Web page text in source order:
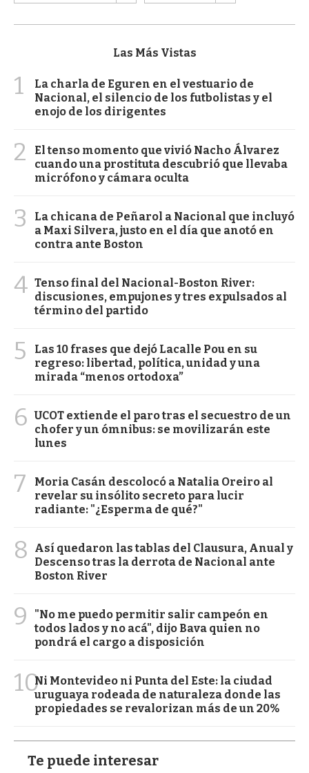
Las Más Vistas
1
La charla de Eguren en el vestuario de
Nacional, el silencio de los futbolistas y el
enojo de los dirigentes
2
El tenso momento que vivió Nacho Álvarez
cuando una prostituta descubrió que llevaba
micrófono y cámara oculta
3
La chicana de Peñarol a Nacional que incluyó
a Maxi Silvera, justo en el día que anotó en
contra ante Boston
4 Tenso final del Nacional-Boston River:
discusiones, empujones y tres expulsados al
término del partido
5
Las 10 frases que dejó Lacalle Pou en su
regreso: libertad, política, unidad y una
mirada “menos ortodoxa”
6 UCOT extiende el paro tras el secuestro de un
chofer y un ómnibus: se movilizarán este
lunes
7
Moria Casán descolocó a Natalia Oreiro al
revelar su insólito secreto para lucir
radiante: "¿Esperma de qué?"
8
Así quedaron las tablas del Clausura, Anual y
Descenso tras la derrota de Nacional ante
Boston River
9
"No me puedo permitir salir campeón en
todos lados y no acá", dijo Bava quien no
pondrá el cargo a disposición
10Ni Montevideo ni Punta del Este: la ciudad
uruguaya rodeada de naturaleza donde las
propiedades se revalorizan más de un 20%
Te puede interesar